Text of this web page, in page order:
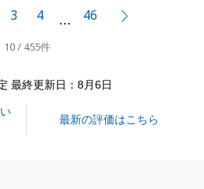
3 4 … 46
10 / 455件
最終更新日：8月6日
最新の評価はこちら